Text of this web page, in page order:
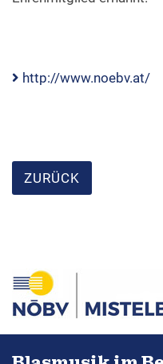
http://www.noebv.at/
ZURÜCK